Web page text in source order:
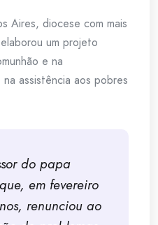
Aires, diocese com mais
um projeto
e na
assistência aos pobres
do papa
em fevereiro
renunciou ao